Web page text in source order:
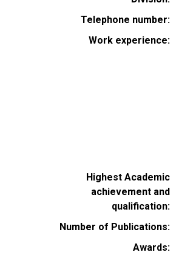
Telephone number
Work experience
Highest Academic
achievement and
qualification
Number of Publications
Awards